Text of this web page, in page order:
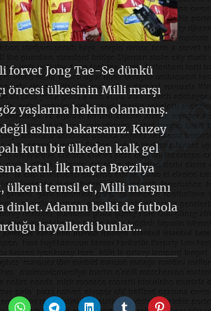
forvet Jong Tae-Se dünkü
öncesi ülkesinin Milli marşı
yaşlarına hakim olamamış.
aslına bakarsanız. Kuzey
kutu bir ülkeden kalk gel
katıl. İlk maçta Brezilya
ülkeni temsil et, Milli marşını
dinlet. Adamın belki de futbola
hayallerdi bunlar…